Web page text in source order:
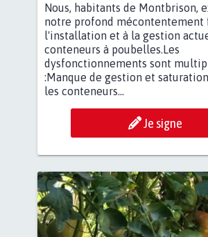
Nous, habitants de Montbrison,
notre profond mécontentement
l'installation et à la gestion
conteneurs à poubelles.Les
dysfonctionnements sont
:Manque de gestion et
les conteneurs...
Je signe